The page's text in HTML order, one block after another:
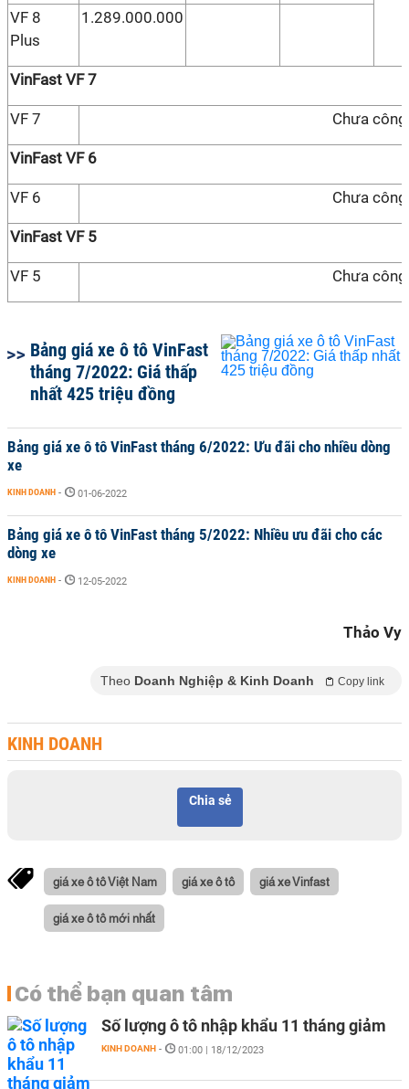
VF 8
Plus
1.289.000.000
VinFast VF 7
VF 7 Chưa
VinFast VF 6
VF 6 Chưa
VinFast VF 5
VF 5 Chưa
Bảng giá xe ô tô VinFast
tháng 7/2022: Giá thấp
nhất 425 triệu đồng
Bảng giá xe ô tô VinFast tháng 6/2022: Ưu đãi cho nhiều dòng
xe
KINH DOANH - 01-06-2022
Bảng giá xe ô tô VinFast tháng 5/2022: Nhiều ưu đãi cho các
dòng xe
KINH DOANH - 12-05-2022
Thảo Vy
Theo Doanh Nghiệp & Kinh Doanh Copy link
KINH DOANH
Chia sẻ
giá xe ô tô Việt Nam giá xe ô tô giá xe Vinfast
giá xe ô tô mới nhất
Có thể bạn quan tâm
Số lượng ô tô nhập khẩu 11 tháng giảm
KINH DOANH - 01:00 | 18/12/2023